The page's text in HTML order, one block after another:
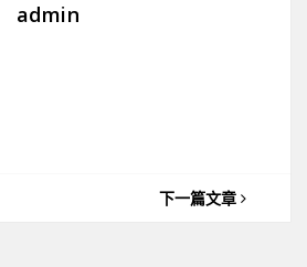
admin
下一篇文章